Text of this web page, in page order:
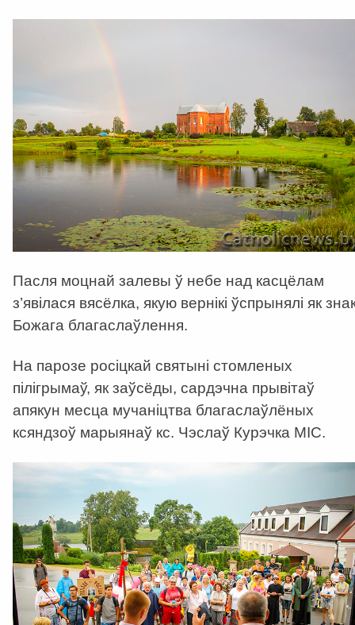
Пасля моцнай залевы ў небе над касцёлам
з’явілася вясёлка, якую вернікі ўспрынялі як
Божага благаслаўлення.
На парозе росіцкай святыні стомленых
пілігрымаў, як заўсёды, сардэчна прывітаў
апякун месца мучаніцтва благаслаўлёных
ксяндзоў марыянаў кс. Чэслаў Курэчка МІС.